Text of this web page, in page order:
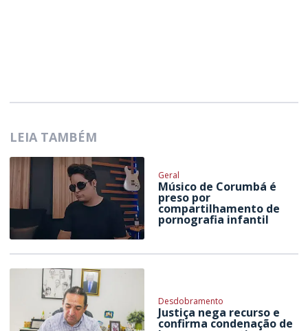
LEIA TAMBÉM
Geral
Músico de Corumbá é
preso por
compartilhamento de
pornografia infantil
Desdobramento
Justiça nega recurso e
confirma condenação de